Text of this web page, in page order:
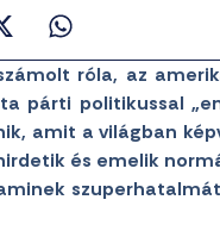
róla, az
párti politikussal
amit a világban
és emelik